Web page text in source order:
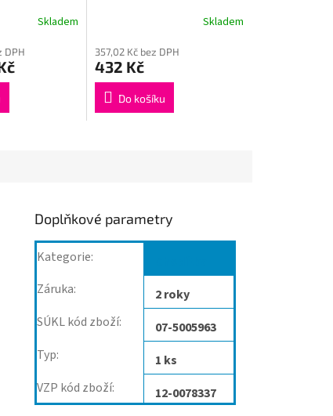
Skladem
DPH
Skladem
357,02 Kč bez DPH
432 Kč
Do košíku
Doplňkové parametry
Kategorie:
Záruka:
2 roky
SÚKL kód zboží:
07-5005963
Typ:
1 ks
VZP kód zboží: 12-0078337